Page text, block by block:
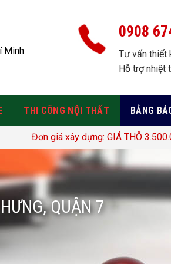
Minh
0908
Tư vấn thiết
Hỗ trợ nhiệt
THI CÔNG NỘI THẤT BẢNG
xây dựng: GIÁ THÔ 3.500.000 -
QUẬN 7